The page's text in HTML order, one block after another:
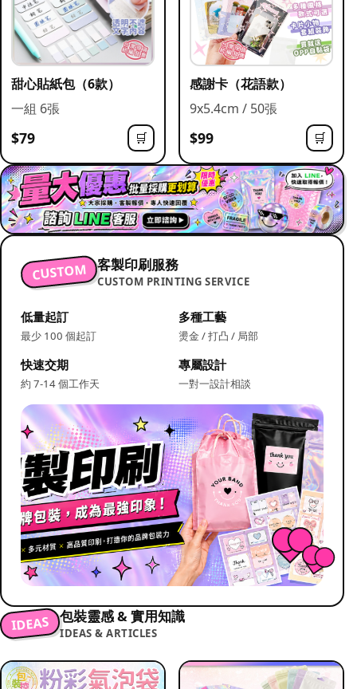
甜心貼紙包（6款）
一組 6張
$79 🛒
感謝卡（花語款）
9x5.4cm / 50張
$99 🛒
CUSTOM 客製印刷服務
CUSTOM PRINTING SERVICE
低量起訂
最少 100 個起訂
多種工藝
燙金 / 打凸 / 局部
快速交期
約 7-14 個工作天
專屬設計
一對一設計相談
IDEAS 包裝靈感 & 實用知識
IDEAS & ARTICLES